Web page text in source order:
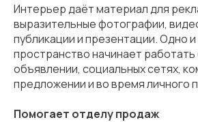
Интерьер даёт материал для
выразительные фотографии,
публикации и презентации. Одно
пространство начинает
объявлении, социальных сетях,
предложении и во время личного
Помогает отделу продаж